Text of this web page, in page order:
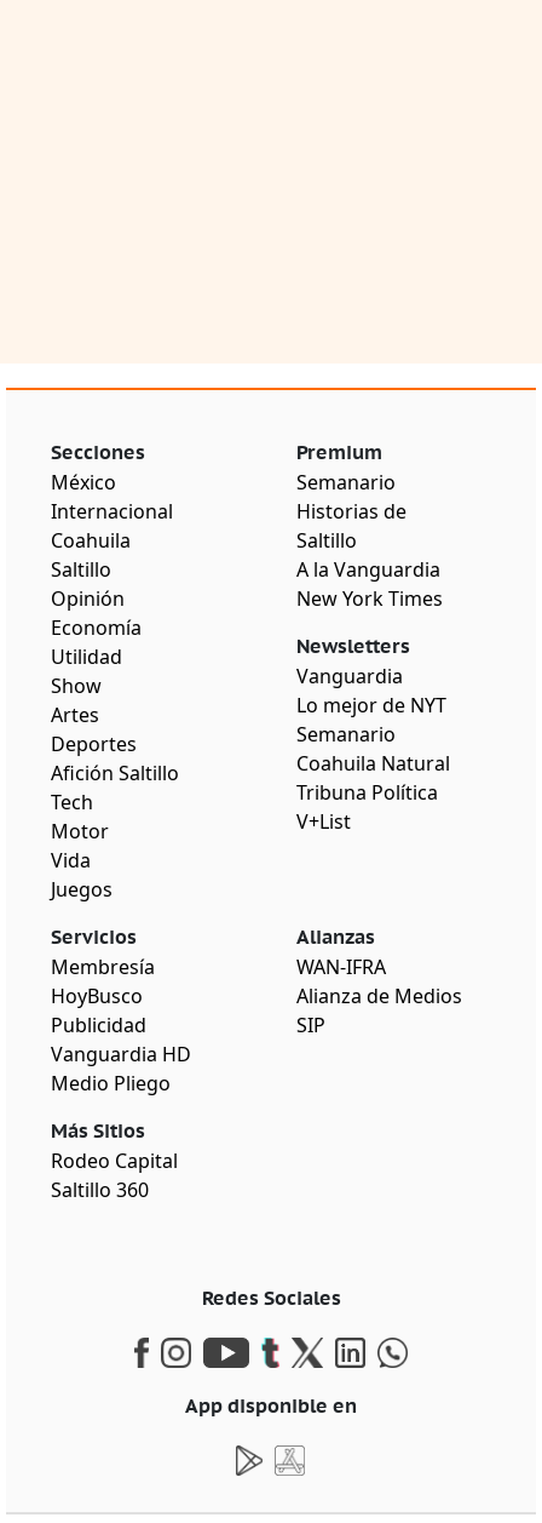
Secciones
México
Internacional
Coahuila
Saltillo
Opinión
Economía
Utilidad
Show
Artes
Deportes
Afición Saltillo
Tech
Motor
Vida
Juegos
Premium
Semanario
Historias de
Saltillo
A la Vanguardia
New York Times
Newsletters
Vanguardia
Lo mejor de NYT
Semanario
Coahuila Natural
Tribuna Política
V+List
Servicios
Membresía
HoyBusco
Publicidad
Vanguardia HD
Medio Pliego
Más Sitios
Rodeo Capital
Saltillo 360
Alianzas
WAN-IFRA
Alianza de Medios
SIP
Redes Sociales
App disponible en